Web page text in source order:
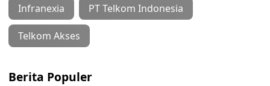
Infranexia PT Telkom Indonesia
Telkom Akses
Berita Populer